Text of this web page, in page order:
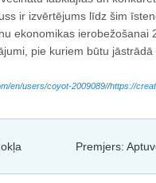
ir izvērtējums līdz šim
ekonomikas ierobežošanai
pie kuriem būtu jāstrādā
en/users/coyot-2009089//https://
Premjers: